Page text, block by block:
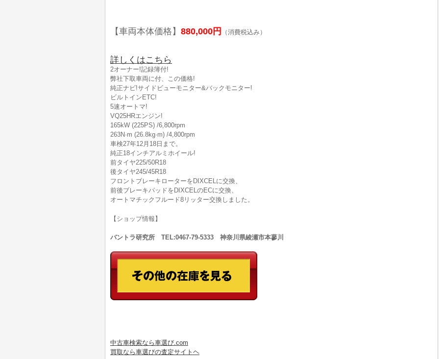
【車両本体価格】 880,000円 （消費税込み）
詳しくはこちら
2オーナー!記録簿付!
弊社下取車両に付、この価格!
純正ナビ!サイドビューモニター&バックモニター!
ビルトインETC!
5速オートマ!
VQ25HRエンジン!
165kW (225PS) /6,800rpm
263N·m (26.8kg·m) /4,800rpm
車検27年12月18日まで。
純正18インチアルミホイール!
前タイヤ225/50R18
後タイヤ245/45R18
フロントブレーキローターをDIXCELに交換、
前後ブレーキパッドをDIXCELのECに交換、
オートマチックフルード8リッター交換しました。
【ショップ情報】
バントラ研究所 TEL:0467-79-5333 神奈川県綾瀬市本蓼川
中古車検索なら車選び.com
買取なら車選びの査定サイトヘ